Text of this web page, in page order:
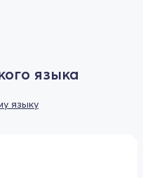
языка
языку